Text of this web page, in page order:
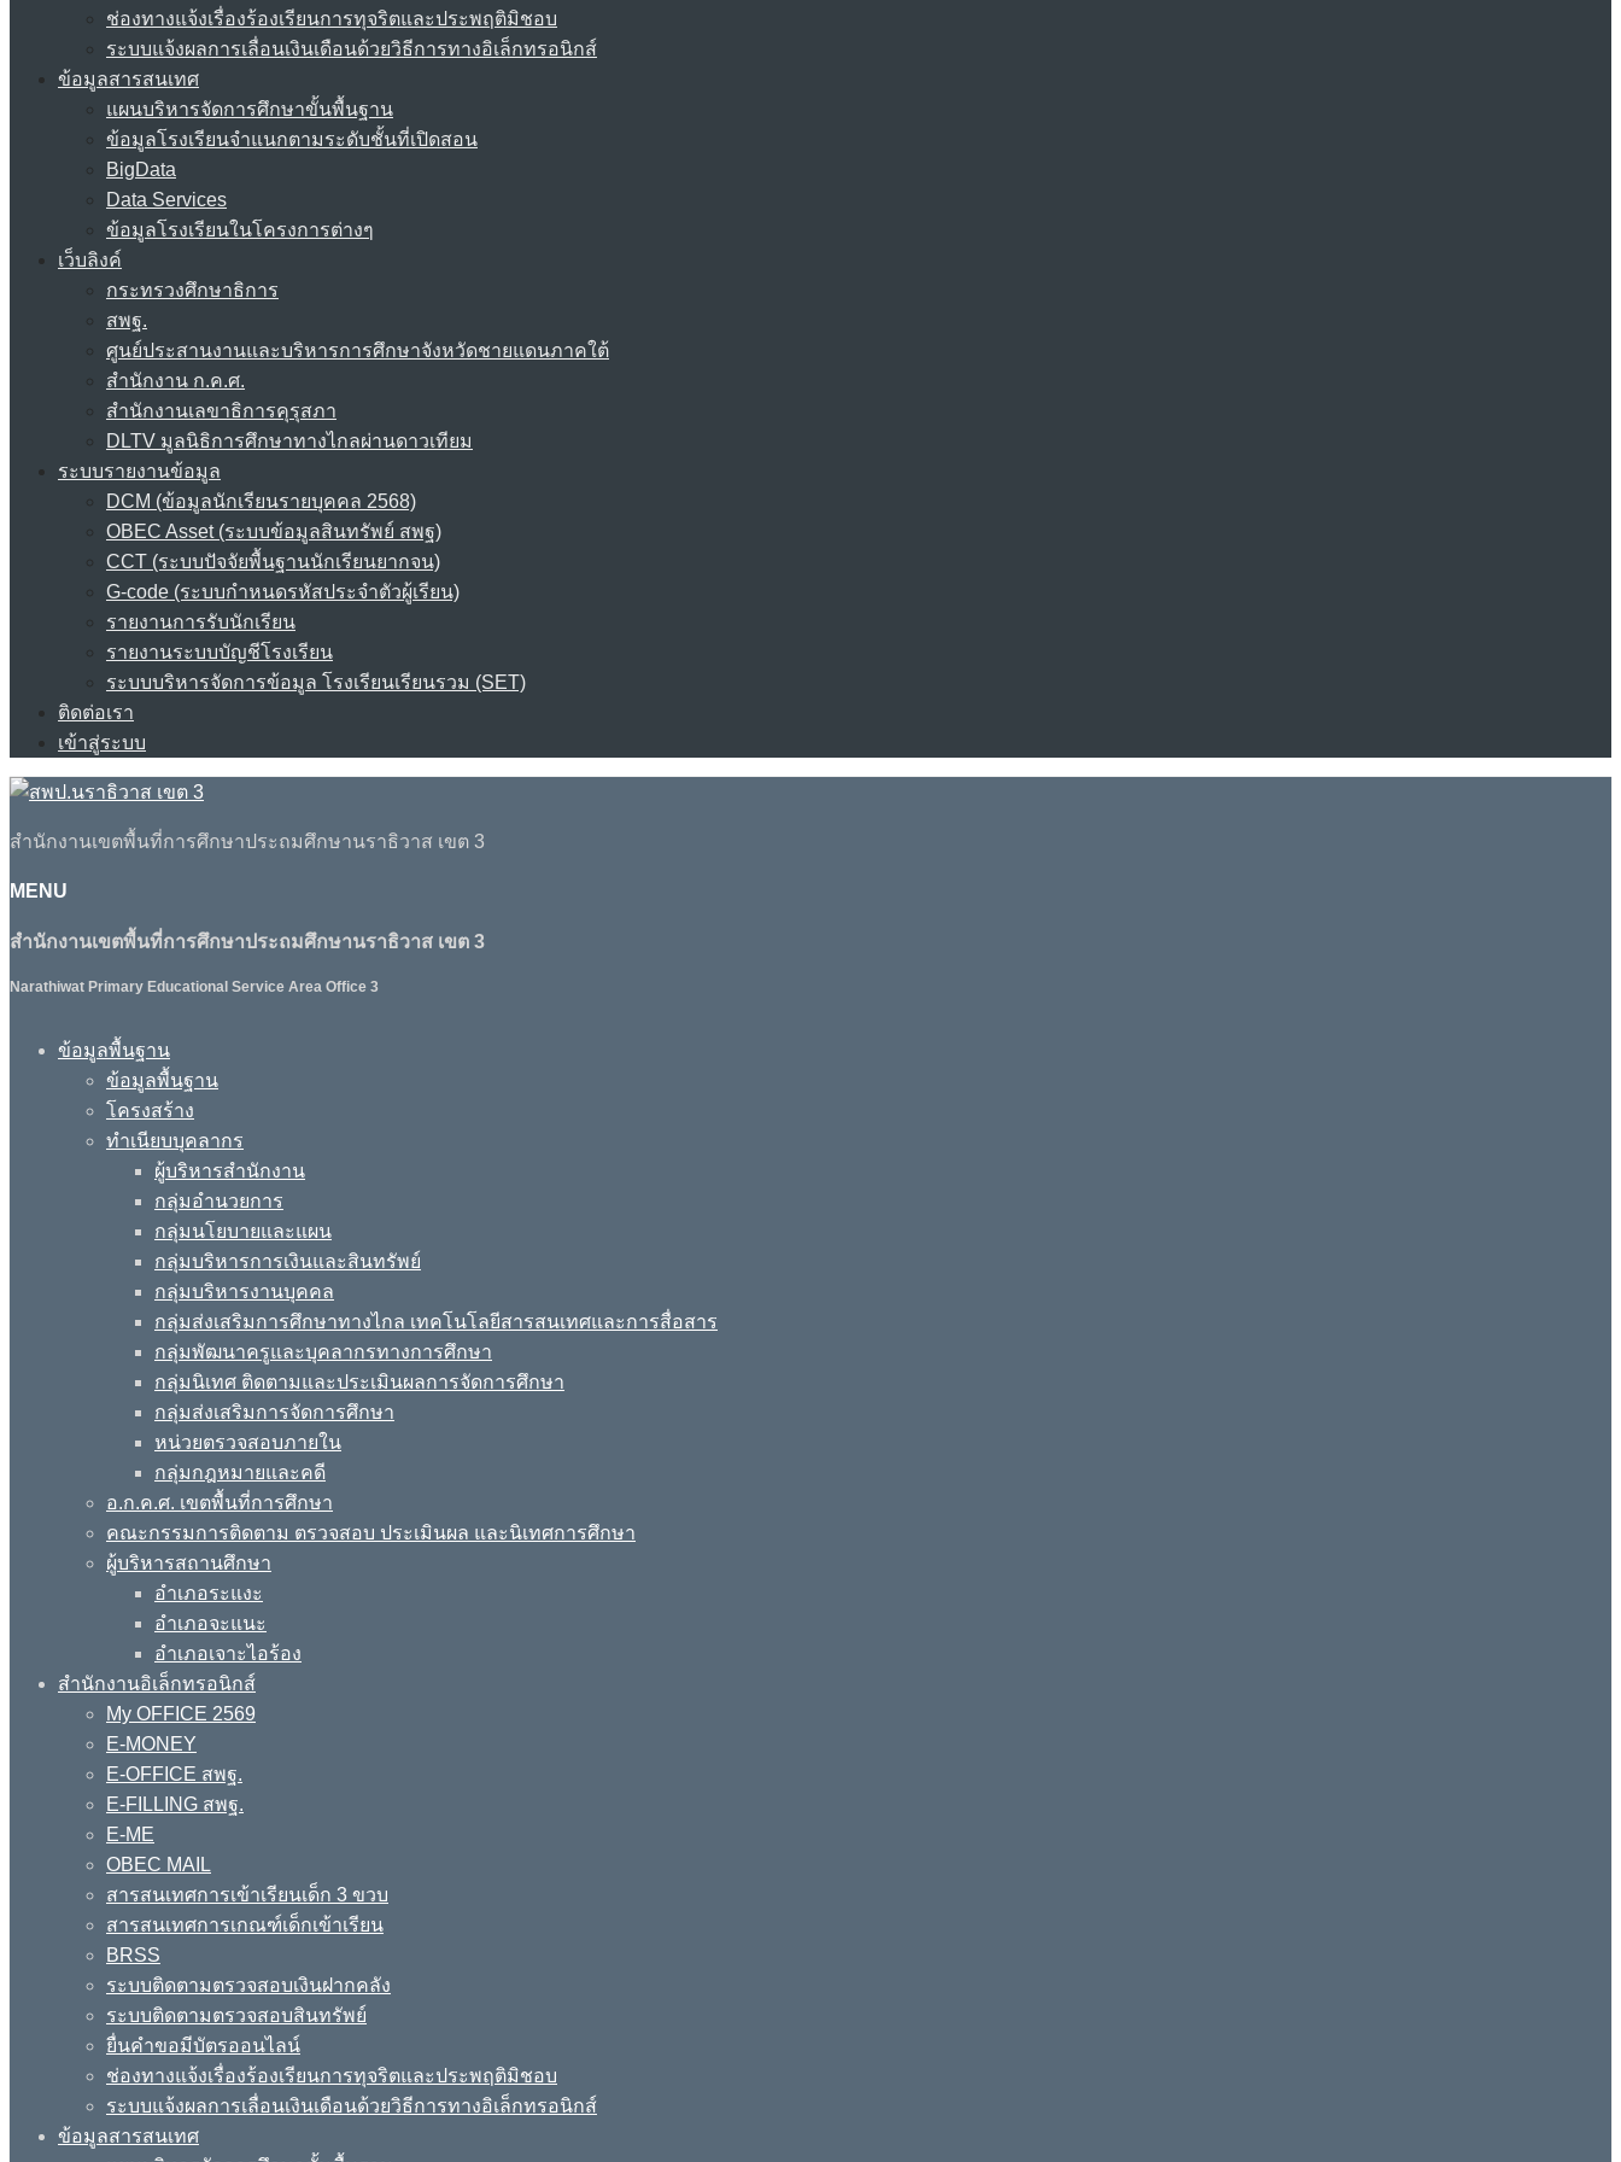
ช่องทางแจ้งเรื่องร้องเรียนการทุจริตและประพฤติมิชอบ
ระบบแจ้งผลการเลื่อนเงินเดือนด้วยวิธีการทางอิเล็กทรอนิกส์
ข้อมูลสารสนเทศ
แผนบริหารจัดการศึกษาขั้นพื้นฐาน
ข้อมูลโรงเรียนจำแนกตามระดับชั้นที่เปิดสอน
BigData
Data Services
ข้อมูลโรงเรียนในโครงการต่างๆ
เว็บลิงค์
กระทรวงศึกษาธิการ
สพฐ.
ศูนย์ประสานงานและบริหารการศึกษาจังหวัดชายแดนภาคใต้
สำนักงาน ก.ค.ศ.
สำนักงานเลขาธิการคุรุสภา
DLTV มูลนิธิการศึกษาทางไกลผ่านดาวเทียม
ระบบรายงานข้อมูล
DCM (ข้อมูลนักเรียนรายบุคคล 2568)
OBEC Asset (ระบบข้อมูลสินทรัพย์ สพฐ)
CCT (ระบบปัจจัยพื้นฐานนักเรียนยากจน)
G-code (ระบบกำหนดรหัสประจำตัวผู้เรียน)
รายงานการรับนักเรียน
รายงานระบบบัญชีโรงเรียน
ระบบบริหารจัดการข้อมูล โรงเรียนเรียนรวม (SET)
ติดต่อเรา
เข้าสู่ระบบ
สำนักงานเขตพื้นที่การศึกษาประถมศึกษานราธิวาส เขต 3
MENU
สำนักงานเขตพื้นที่การศึกษาประถมศึกษานราธิวาส เขต 3
Narathiwat Primary Educational Service Area Office 3
ข้อมูลพื้นฐาน
ข้อมูลพื้นฐาน
โครงสร้าง
ทำเนียบบุคลากร
ผู้บริหารสำนักงาน
กลุ่มอำนวยการ
กลุ่มนโยบายและแผน
กลุ่มบริหารการเงินและสินทรัพย์
กลุ่มบริหารงานบุคคล
กลุ่มส่งเสริมการศึกษาทางไกล เทคโนโลยีสารสนเทศและการสื่อสาร
กลุ่มพัฒนาครูและบุคลากรทางการศึกษา
กลุ่มนิเทศ ติดตามและประเมินผลการจัดการศึกษา
กลุ่มส่งเสริมการจัดการศึกษา
หน่วยตรวจสอบภายใน
กลุ่มกฎหมายและคดี
อ.ก.ค.ศ. เขตพื้นที่การศึกษา
คณะกรรมการติดตาม ตรวจสอบ ประเมินผล และนิเทศการศึกษา
ผู้บริหารสถานศึกษา
อำเภอระแงะ
อำเภอจะแนะ
อำเภอเจาะไอร้อง
สำนักงานอิเล็กทรอนิกส์
My OFFICE 2569
E-MONEY
E-OFFICE สพฐ.
E-FILLING สพฐ.
E-ME
OBEC MAIL
สารสนเทศการเข้าเรียนเด็ก 3 ขวบ
สารสนเทศการเกณฑ์เด็กเข้าเรียน
BRSS
ระบบติดตามตรวจสอบเงินฝากคลัง
ระบบติดตามตรวจสอบสินทรัพย์
ยื่นคำขอมีบัตรออนไลน์
ช่องทางแจ้งเรื่องร้องเรียนการทุจริตและประพฤติมิชอบ
ระบบแจ้งผลการเลื่อนเงินเดือนด้วยวิธีการทางอิเล็กทรอนิกส์
ข้อมูลสารสนเทศ